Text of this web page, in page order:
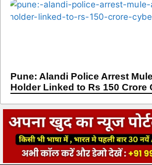
Pune: Alandi Police Arrest
Holder Linked to Rs 150 Crore